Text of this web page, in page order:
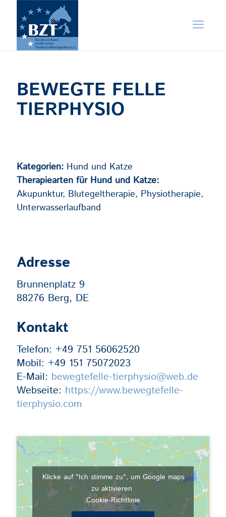
BEWEGTE FELLE
TIERPHYSIO
Kategorien: Hund und Katze
Therapiearten für Hund und Katze:
Akupunktur, Blutegeltherapie, Physiotherapie,
Unterwasserlaufband
Adresse
Brunnenplatz 9
88276 Berg, DE
Kontakt
Telefon: +49 751 56062520
Mobil: +49 151 75072023
E-Mail: bewegtefelle-tierphysio@web.de
Webseite: https://www.bewegtefelle-
tierphysio.com
Klicke auf "Ich stimme zu", um Google maps
zu aktivieren
Cookie-Richtlinie